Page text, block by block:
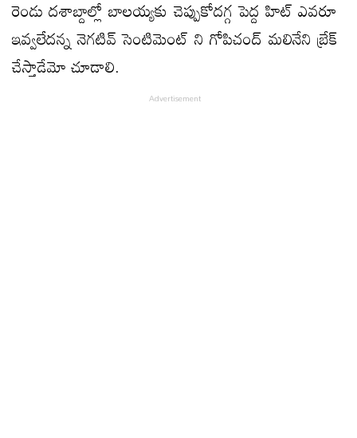
రెండు దశాబ్దాల్లో బాలయ్యకు చెప్పుకోదగ్గ పెద్ద హిట్ ఎవరూ
ఇవ్వలేదన్న నెగటివ్ సెంటిమెంట్ ని గోపిచంద్ మలినేని బ్రేక్
చేస్తాడేమో చూడాలి.